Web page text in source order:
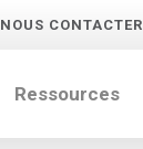
NOUS CONTACTER
Ressources